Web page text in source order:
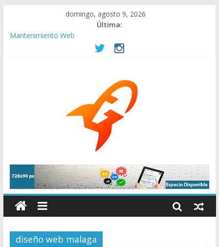
domingo, agosto 9, 2026
Última:
Mantenimiento Web
pagina-web-gratis-asociaciones-beneficas
La elección de compañías de Internet es fundamental para tu
¿Por qué contratar una buena agencia de Branding?
diseño web malaga